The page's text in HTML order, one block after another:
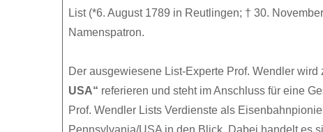
List (*6. August 1789 in Reutlingen; † 30.
Namenspatron.
Der ausgewiesene List-Experte Prof. Wendler wird
USA“ referieren und steht im Anschluss für eine
Prof. Wendler Lists Verdienste als
Pennsylvania/USA in den Blick. Dabei handelt es